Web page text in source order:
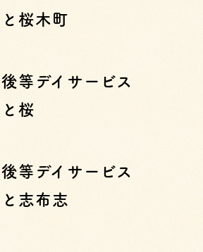
と桜木町
等デイサービス
桜
等デイサービス
と志布志